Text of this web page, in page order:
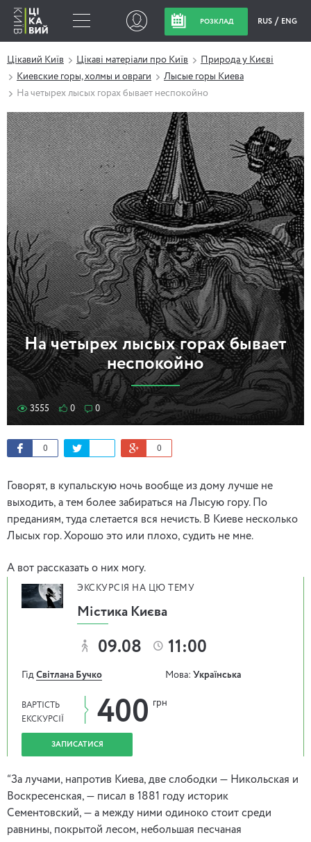
РОЗКЛАД RUS ENG
Цікавий Київ Цікаві матеріали про Київ
Природа у Києві
Киевские горы, холмы и овраги
Лысые горы Киева
На четырех лысых горах бывает неспокойно
На четырех лысых горах бывает
неспокойно
3555 0 0
0 0
Говорят, в купальскую ночь вообще из дому лучше не
выходить, а тем более забираться на Лысую гору. По
преданиям, туда слетается вся нечисть. В Киеве несколько
Лысых гор. Хорошо это или плохо, судить не мне.
А вот рассказать о них могу.
ЭКСКУРСІЯ НА ЦЮ ТЕМУ
Містика Києва
09.08 11:00
Гід Світлана Бучко Мова: Українська
ВАРТІСТЬ
ЕКСКУРСІЇ
400 грн
ЗАПИСАТИСЯ
“За лучами, напротив Киева, две слободки — Никольская и
Воскресенская, — писал в 1881 году историк
Сементовский, — а между ними одиноко стоит среди
равнины, покрытой лесом, небольшая песчаная